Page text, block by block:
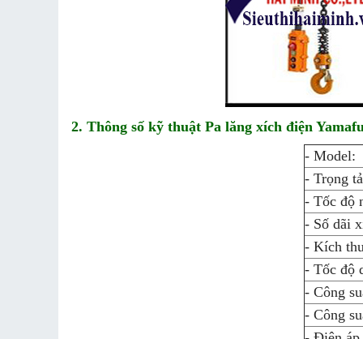
2. Thông số kỹ thuật Pa lăng xích điện
- Model:
- Trọng
- Tốc độ
- Số dãi
- Kích
- Tốc độ
- Công
- Công